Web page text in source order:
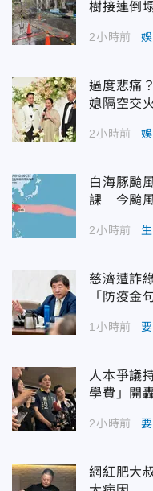
樹接連倒塌
2小時前
過度悲痛
媳隔空交
2小時前
白海豚颱
課 今颱
2小時前
慈濟遭詐
「防疫金
1小時前
人本爭議
學費」開
2小時前
網紅肥大